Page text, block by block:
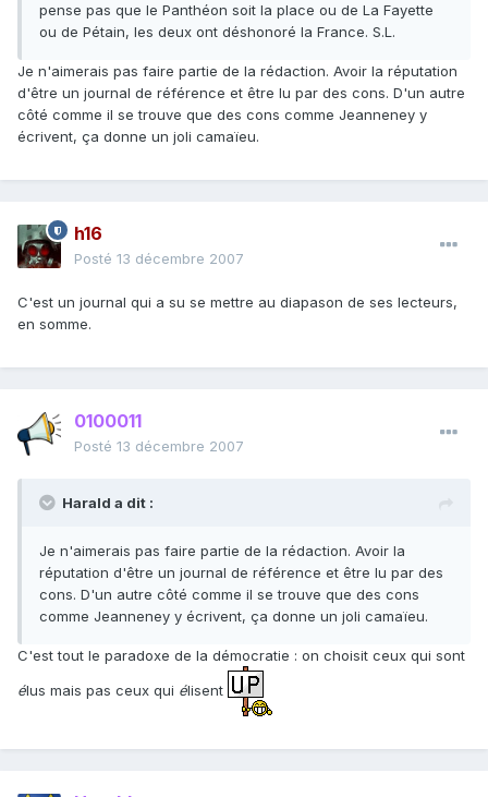
pense pas que le Panthéon soit la place ou de La Fayette
ou de Pétain, les deux ont déshonoré la France. S.L.
Je n'aimerais pas faire partie de la rédaction. Avoir la réputation
d'être un journal de référence et être lu par des cons. D'un autre
côté comme il se trouve que des cons comme Jeanneney y
écrivent, ça donne un joli camaïeu.
h16
Posté 13 décembre 2007
C'est un journal qui a su se mettre au diapason de ses lecteurs,
en somme.
0100011
Posté 13 décembre 2007
Harald a dit :
Je n'aimerais pas faire partie de la rédaction. Avoir la
réputation d'être un journal de référence et être lu par des
cons. D'un autre côté comme il se trouve que des cons
comme Jeanneney y écrivent, ça donne un joli camaïeu.
C'est tout le paradoxe de la démocratie : on choisit ceux qui sont
élus mais pas ceux qui élisent